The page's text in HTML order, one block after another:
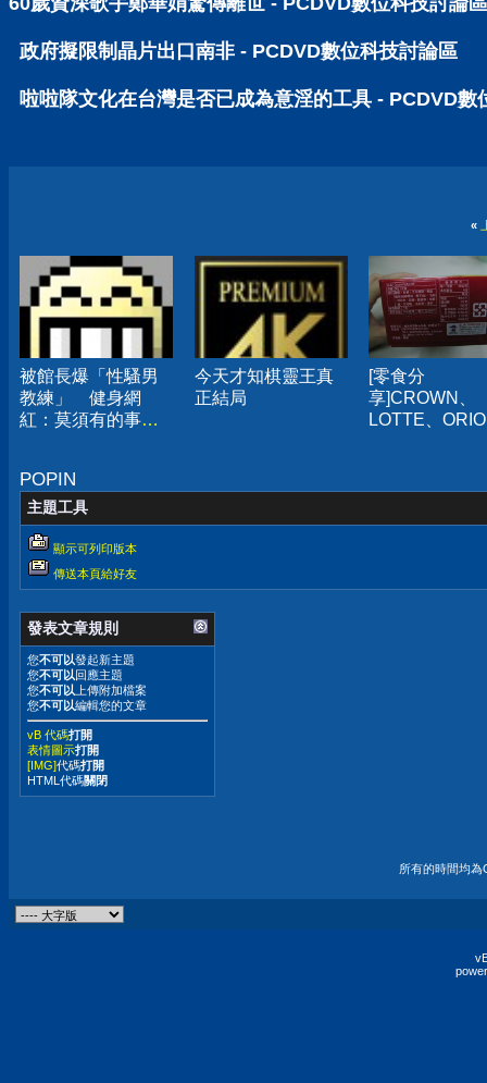
政府擬限制晶片出口南非 - PCDVD數位科技討論區
啦啦隊文化在台灣是否已成為意淫的工具 - PCDVD數
«
被館長爆「性騷男
教練」 健身網
紅：莫須有的事已
今天才知棋靈王真
正結局
[零食分
享]CROWN、
LOTTE、
POPIN
主題工具
顯示可列印版本
傳送本頁給好友
發表文章規則
您不可以發起新主題
您不可以回應主題
您不可以 上傳附加檔案
您不可以編輯您的文章
vB 代碼打開
表情圖示打開
[IMG]代碼打開
HTML代碼關閉
所有的時間均為